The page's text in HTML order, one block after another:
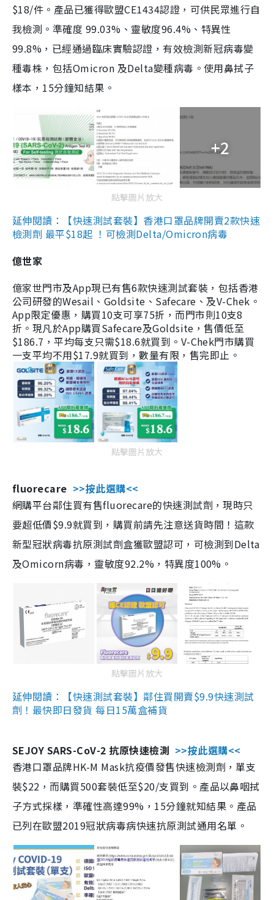
$18/件。產品已獲得歐盟CE1434認證，可供民眾進行自
我檢測。準確度 99.03%、靈敏度96.4%、特異性
99.8%，已經通過臨床實驗認證，有效檢測新冠病毒變
種毒株，包括Omicron 及Delta變種病毒。使用鼻拭子
樣本，15分鐘知結果。
+2
點擊圖片放大
延伸閱讀：【快速測試套裝】香港口罩品牌開賣2款快速
檢測劑 最平$18起 ！可檢測Delta/Omicron病毒
億世家
億家世門市及App現已有售6款快速測試套裝，包括香港
公司研發的Wesail、Goldsite、Safecare、及V-Chek。
App限定優惠，購買10支可享75折，而門市則10支8
折。現凡於App購買Safecare及Goldsite，售價低至
$186.7，平均每支只需$18.6就買到。V-Chek門市購買
一支平均不用$17.9就買到，數量有限，售完即止。
點擊圖片放大
fluorecare >>按此選購<<
網購平台鄰住買有售fluorecare的快速測試劑，現時只
要超低價$9.9就買到，購買前請先注意送貨時間！這款
新型冠狀病毒抗原測試劑盒獲歐盟認可，可檢測到Delta
及Omicorn病毒，靈敏度92.2%，特異度100%。
點擊圖片放大
延伸閱讀：【快速測試套裝】鄰住買開賣$9.9快速測試
劑！最快即日發貨 每日15萬盒補貨
SEJOY SARS-CoV-2 抗原快速檢測 >>按此選購<<
香港口罩品牌HK-M Mask抗疫價發售快速檢測劑，單支
裝$22，而購買500套裝低至$20/支買到。產品以鼻咽拭
子方式採樣，準確性高達99%，15分鐘就知結果。產品
已列在歐盟2019冠狀病毒病快速抗原測試通用名單。